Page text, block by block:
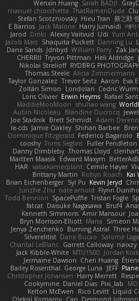
Wenxin Huang Sarah BADJI
manuel chiocchetta ThatRamenDude
Stefan Scotzniovsky Hieu Tran 新之助
E Barrios Jack Malone Harry Jumaidi 에이
Jarod Dinki Alexey Vaitvud Udi Yurii
Jacob Mars Shaquita Puckett Danning Lu
Dane Sands Jdnbyd William Parry Zak
CHERRII Tryvon Pittman Heli Aldridge
Nikolai Strelioff RYDBRG
Thomas Steele Alicia Zimmermann
Taylor Gonzalez Trevor Seitz Aaron Eva
Zoltán Simon
Londolan Cedric Wurm
Loris Olivier Erwin Heyms Rafael
MaddieMooMoon shuhao wang
Aubin Nicoleau
Blandine Ducrocq
Joe Stadnik Brett Schmidt Adam
le-cds Jamie Oakley Shihan Barbee
Dominique Fitzgerald Federico Bagarolo
cooshy Toms Seglins Fuller Pendleton
Danny Dimbleby Thomas Lloyd clenhart
Martten Maasik Edward Maxym
HAR valsekamerplant Cemile Høyer
Brittany Martin Robyn Roach Kai
Brian Eichenberger Syl Pu Kevin Jeryd
Junzhe Zhu nate arnold Flynn Duniho
Todd Bennion SpacePuffle Tristan Fogle
fatcat Daisuke Nagasawa Bruf4
Kenneth Simmons Amir Mansour
Bryn Morrison-Elliott Mana Simeon
Jenya Zenchenko Burning Astral Three
Silverelitist Dane Bucao Salomé
Chantal LeBlanc Garrett Calloway nøixzy
Jack Kibble-White MTU1500 Jordan
Jermaine Dawson Chen Huang
Bailey Rosenthal George Luna JEFF
Christopher Johansen Harry Merrett
Cookymine Daniel Dias Pixi_lab
Kelton McEwen
Rico Levitt Liquid
Oleksii Komarov Can Desmond Johnson